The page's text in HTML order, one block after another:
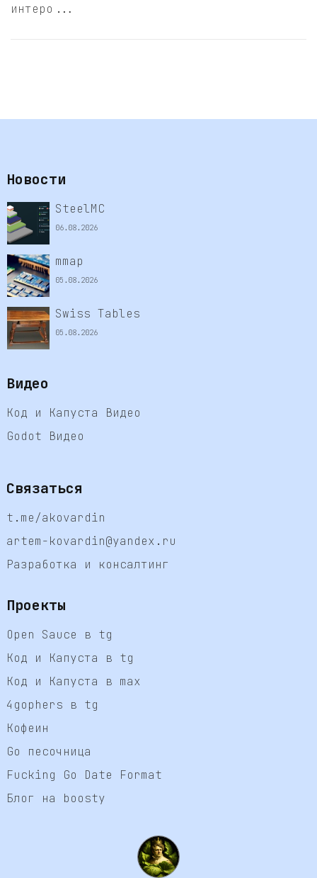
интеро...
Новости
SteelMC
06.08.2026
mmap
05.08.2026
Swiss Tables
05.08.2026
Видео
Код и Капуста Видео
Godot Видео
Связаться
t.me/akovardin
artem-kovardin@yandex.ru
Разработка и консалтинг
Проекты
Open Sauce в tg
Код и Капуста в tg
Код и Капуста в max
4gophers в tg
Кофеин
Go песочница
Fucking Go Date Format
Блог на boosty